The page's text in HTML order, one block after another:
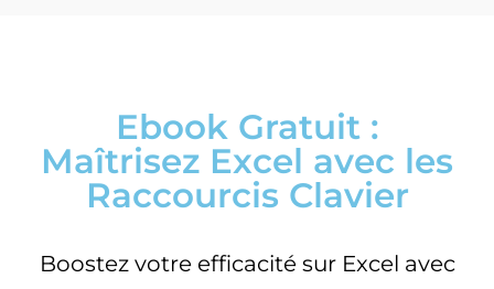
Ebook Gratuit :
Maîtrisez Excel avec les
Raccourcis Clavier
Boostez votre efficacité sur Excel avec